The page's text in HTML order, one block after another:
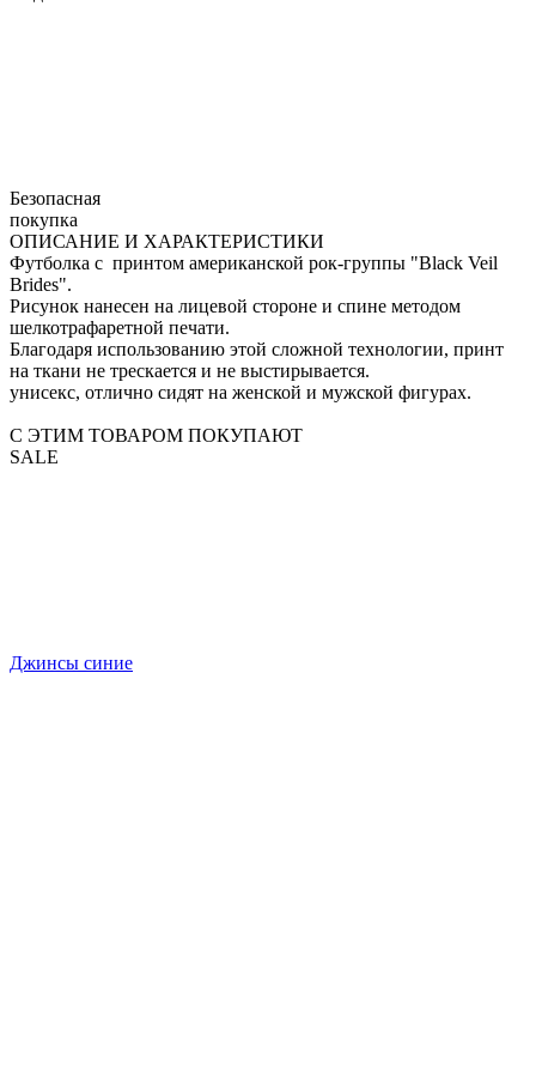
Безопасная
покупка
ОПИСАНИЕ И ХАРАКТЕРИСТИКИ
Футболка с принтом американской рок-группы "Black Veil
Brides".
Рисунок нанесен на лицевой стороне и спине методом
шелкотрафаретной печати.
Благодаря использованию этой сложной технологии, принт
на ткани не трескается и не выстирывается.
унисекс, отлично сидят на женской и мужской фигурах.
С ЭТИМ ТОВАРОМ ПОКУПАЮТ
SALE
Джинсы синие